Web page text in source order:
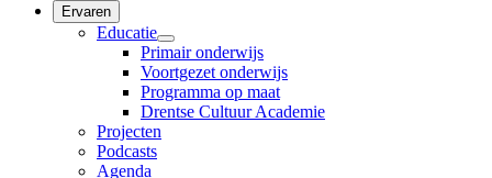
Ervaren
Educatie
Primair onderwijs
Voortgezet onderwijs
Programma op maat
Drentse Cultuur Academie
Projecten
Podcasts
Agenda